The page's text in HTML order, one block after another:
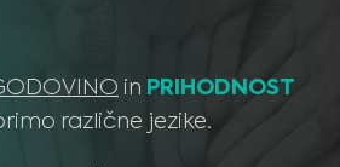
in PRIHODNOST
različne jezike.